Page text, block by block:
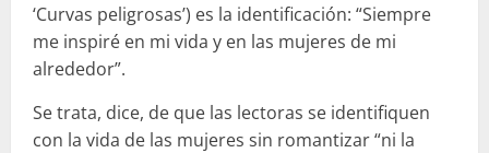
‘Curvas peligrosas’) es la identificación: “Siempre
me inspiré en mi vida y en las mujeres de mi
alrededor”.
Se trata, dice, de que las lectoras se identifiquen
con la vida de las mujeres sin romantizar “ni la